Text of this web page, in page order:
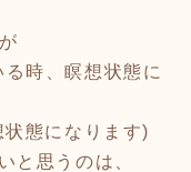
時、瞑想状態に
態になります)
と思うのは、